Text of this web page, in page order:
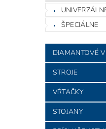
ŠPECIÁLNE
DIAMANTOVÉ
STROJE
VŔTAČKY
STOJANY